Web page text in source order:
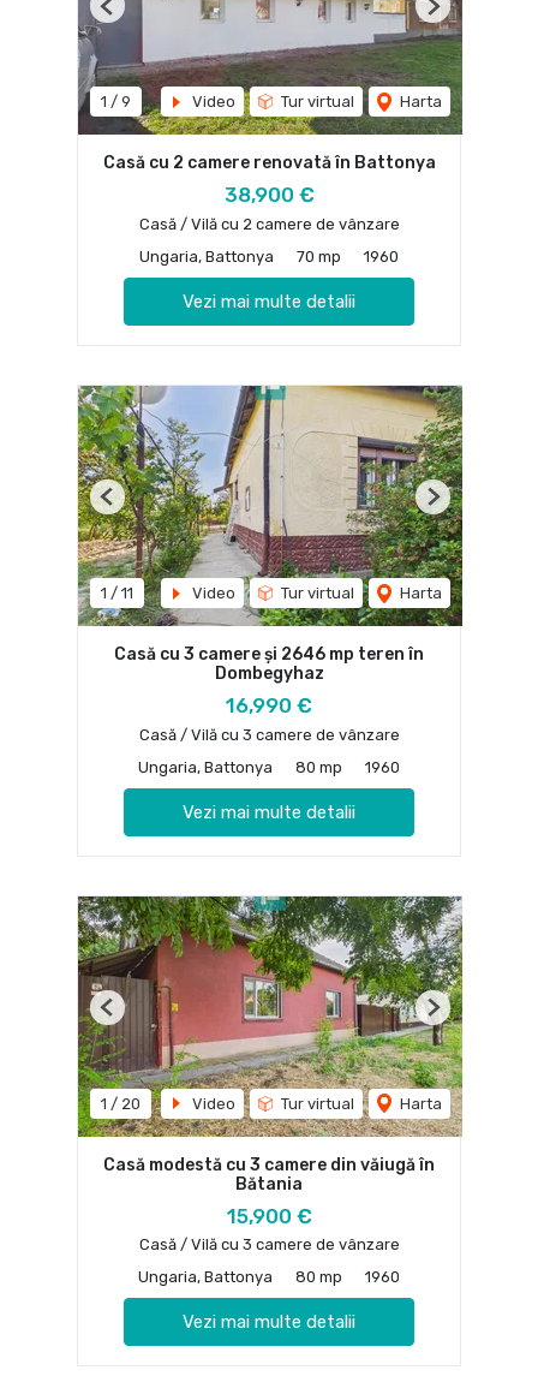
1 / 9 Video Tur virtual Harta
Previous Next
Casă cu 2 camere renovată în Battonya
38,900 €
Casă / Vilă cu 2 camere de vânzare
Ungaria, Battonya
70 mp 1960
Vezi mai multe detalii
1 / 11 Video Tur virtual Harta
Previous Next
Casă cu 3 camere și 2646 mp teren în
Dombegyhaz
16,990 €
Casă / Vilă cu 3 camere de vânzare
Ungaria, Battonya
80 mp 1960
Vezi mai multe detalii
1 / 20 Video Tur virtual Harta
Previous Next
Casă modestă cu 3 camere din văiugă în
Bătania
15,900 €
Casă / Vilă cu 3 camere de vânzare
Ungaria, Battonya
80 mp 1960
Vezi mai multe detalii